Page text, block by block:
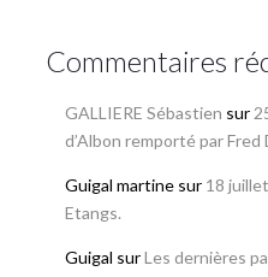
Commentaires
GALLIERE Sébastien sur
d’Albon remporté par
Guigal martinesur 18
Etangs.
Guigal surLes dernières